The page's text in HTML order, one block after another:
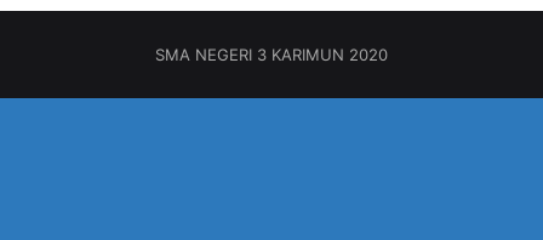
SMA NEGERI 3 KARIMUN 2020